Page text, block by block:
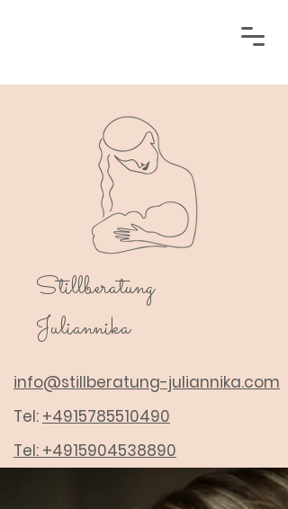
Stillberatung
Juliannika
info@stillberatung-juliannika.com
Tel: +4915785510490
Tel: +4915904538890